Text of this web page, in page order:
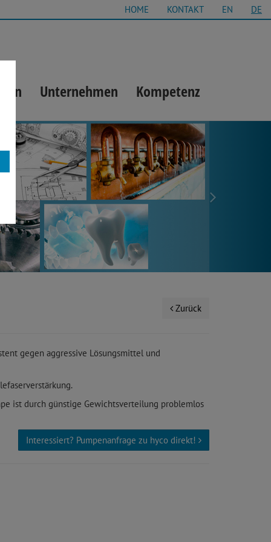
Unternehmen Kompetenz
DE
EN
KONTAKT
HOME
Zurück
gegen aggressive Lösungsmittel und
ist durch günstige Gewichtsverteilung problemlos
Interessiert? Pumpenanfrage zu hyco direkt!